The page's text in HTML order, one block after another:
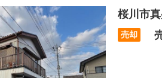
桜川市
売却